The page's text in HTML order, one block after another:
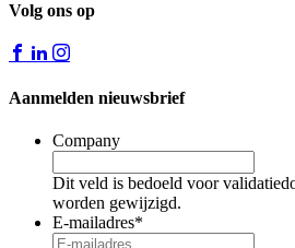
Volg ons op
Aanmelden nieuwsbrief
Company
Dit veld is bedoeld voor
worden gewijzigd.
E-mailadres*